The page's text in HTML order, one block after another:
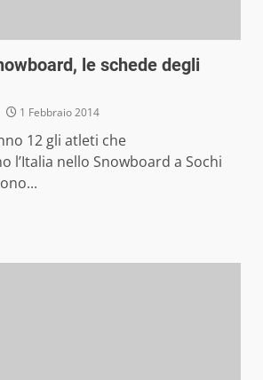
le schede degli
1 Febbraio 2014
12 gli atleti che
l’Italia nello Snowboard a Sochi